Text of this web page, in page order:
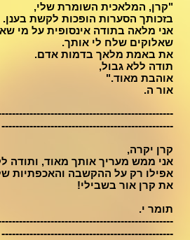
"קרן, המלאכית השומרת שלי,
בזכותך הסערות הופכות לקשת בענן.
אני מלאה בתודה אינסופית על מי
שאלוקים שלח לי אותך.
את באמת מלאך בדמות אדם.
תודה ללא גבול,
אוהבת מאוד."
אור ה.
-------------------------------------------------
קרן יקרה,
אני ממש מעריך אותך מאוד, ותודה
אפילו רק על ההקשבה והאכפתיות
את קרן אור בשבילי!
תומר י.
-------------------------------------------------